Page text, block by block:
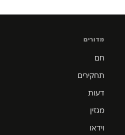
מדורים
חם
תחקירים
דעות
מגזין
וידאו